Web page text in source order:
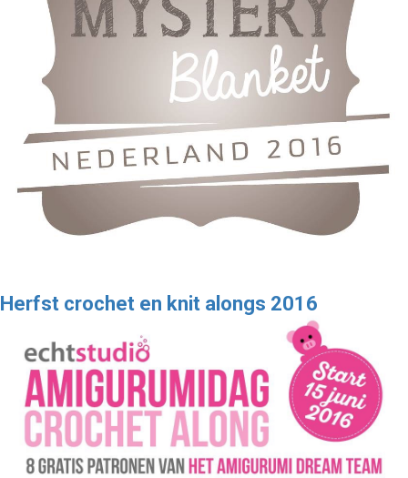
Herfst crochet en knit alongs 2016